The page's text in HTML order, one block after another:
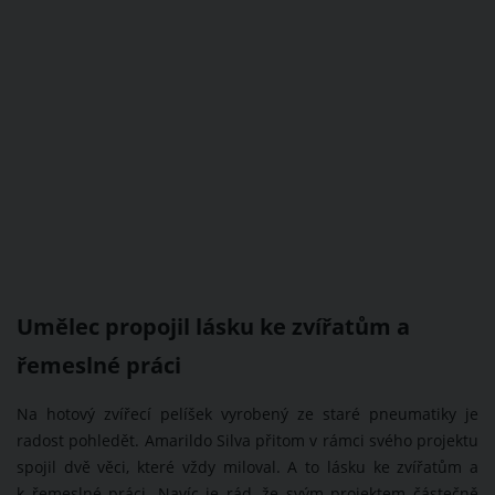
Umělec propojil lásku ke zvířatům a
řemeslné práci
Na hotový zvířecí pelíšek vyrobený ze staré pneumatiky je
radost pohledět. Amarildo Silva přitom v rámci svého projektu
spojil dvě věci, které vždy miloval. A to lásku ke zvířatům a